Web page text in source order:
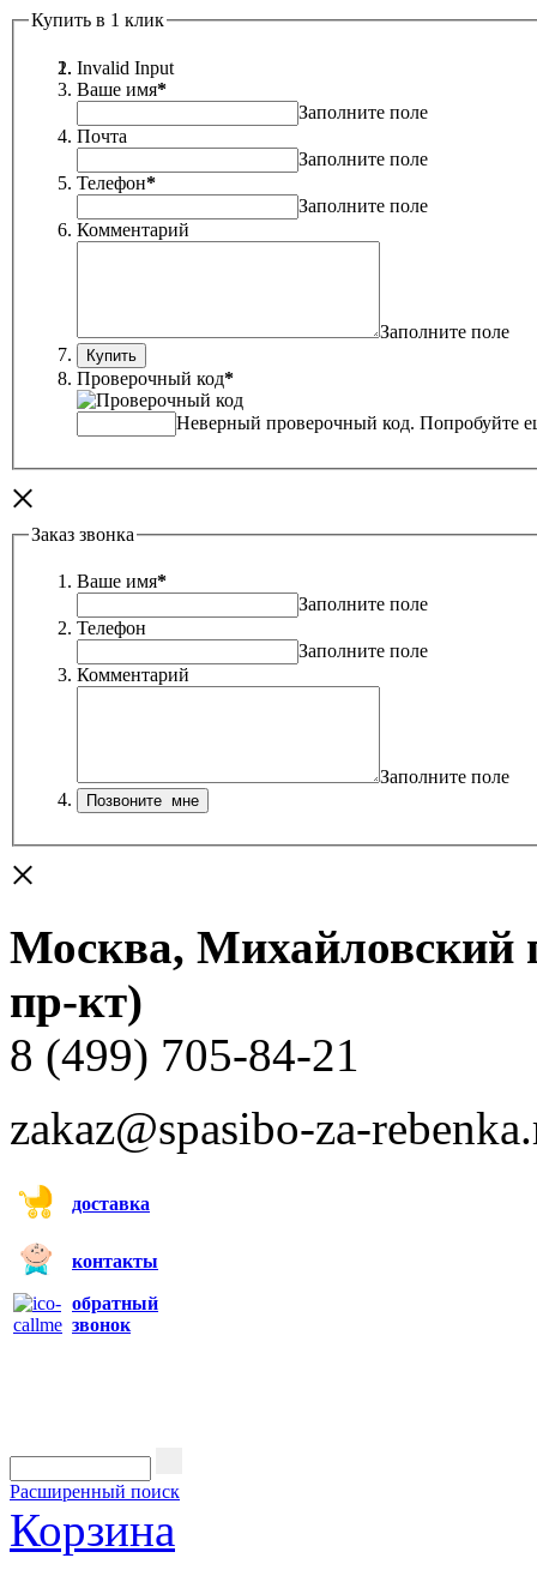
Купить в 1 клик
Invalid Input
Ваше имя*
Заполните поле
Почта
Заполните поле
Телефон*
Заполните поле
Комментарий
Заполните поле
Проверочный код*
Неверный проверочный код. Попробуйте
×
Заказ звонка
Ваше имя*
Заполните поле
Телефон
Заполните поле
Комментарий
Заполните поле
×
Москва, Михайловский
пр-кт)
8 (499) 705-84-21
zakaz@spasibo-za-
доставка
контакты
обратный
звонок
Расширенный поиск
Корзина